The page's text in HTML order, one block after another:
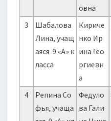
овна
3
Шабалова
Лина, учащ
аяся 9 «А» к
ласса
Кириче
нко Ир
ина Гео
ргиевн
а
4
Репина Со
фья, учаща
Федуло
ва Гали